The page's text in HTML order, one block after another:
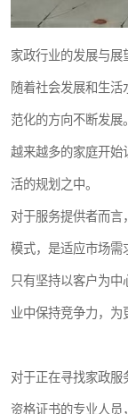
家政行业的发展与展
随着社会发展和生
范化的方向不断发展。
越来越多的家庭开始
活的规划之中。
对于服务提供者而
模式，是适应市场需
只有坚持以客户为
业中保持竞争力，为
对于正在寻找家政
资格证书的专业人员